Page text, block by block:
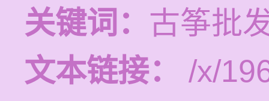
关键词： 古筝批
文本链接：
/x/